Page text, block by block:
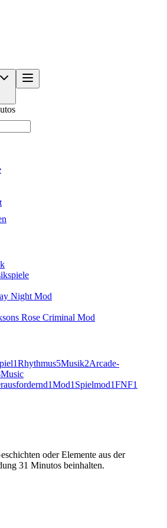
Night Mod
Rose Criminal Mod
1Rhythmus5Musik2Arcade-
Music
1Mod1 Spielmod1FNF1
oder Elemente aus der
31 Minutos beinhalten.